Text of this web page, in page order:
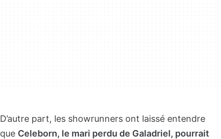
D’autre part, les showrunners ont laissé entendre
que Celeborn, le mari perdu de Galadriel, pourrait